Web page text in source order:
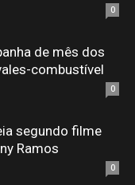
0
de mês dos
combustível
0
segundo filme
Ramos
0